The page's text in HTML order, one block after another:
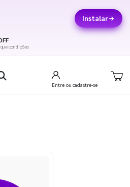
Instalar
condições
Entre ou cadastre-se